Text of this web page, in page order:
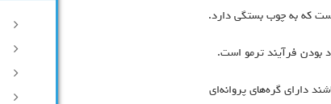
که به چوب بستگی دارد.
بودن فرآیند ترمو است.
دارای گره‌های پروانه‌ای